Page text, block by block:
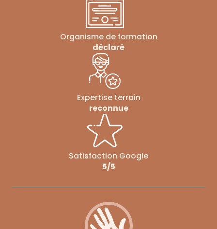
Organisme de formation
déclaré
Expertise terrain
reconnue
Satisfaction Google
5/5